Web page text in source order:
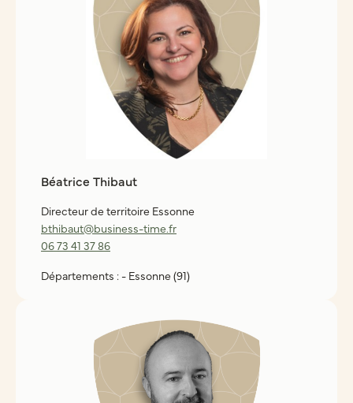
Béatrice Thibaut
Directeur de territoire Essonne
bthibaut@business-time.fr
06 73 41 37 86
Départements : - Essonne (91)